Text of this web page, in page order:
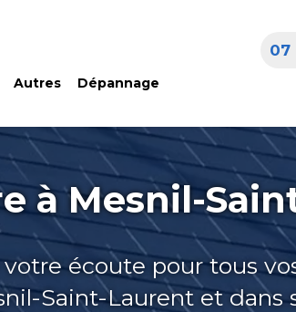
Autres Dépannage
07
à Mesnil-
écoute pour tous
Saint-Laurent et dans